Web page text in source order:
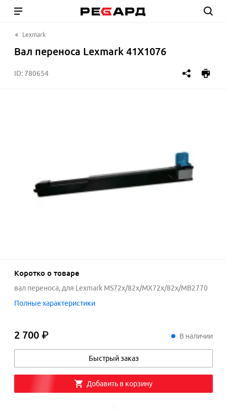
Lexmark
Вал переноса Lexmark 41X1076
ID: 780654
Коротко о товаре
вал переноса, для Lexmark MS72x/82x/MX72x/82x/MB2770
Полные характеристики
2 700 ₽2 700 ₽ В наличии
Быстрый заказ
Добавить в корзину